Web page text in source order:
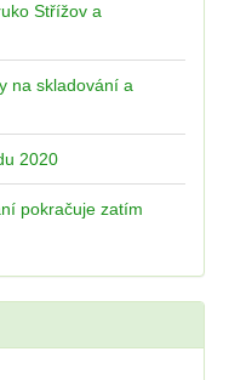
Střížov a
na skladování a
2020
pokračuje zatím